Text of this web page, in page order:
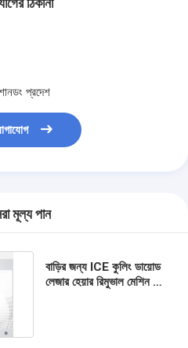
ঠিকানা
প্রদেশ
মূল্য পান
বাড়ির জন্য ICE কুলিং ডায়োড
লেজার হেয়ার রিমুভাল মেশিন 3